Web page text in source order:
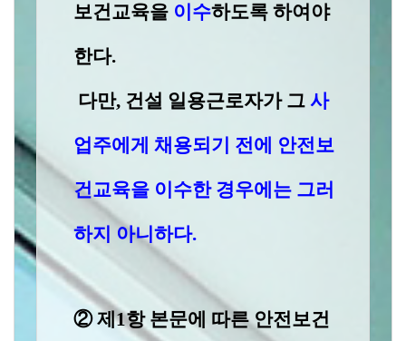
보건교육을 이수하도록 하여야
한다.
다만, 건설 일용근로자가 그 사
업주에게 채용되기 전에 안전보
건교육을 이수한 경우에는 그러
하지 아니하다.
② 제1항 본문에 따른 안전보건